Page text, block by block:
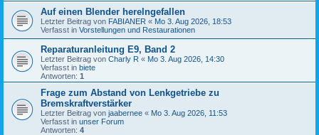
Auf einen Blender herelngefallen
Letzter Beitrag von FABIANER « Mo 3. Aug 2026, 18:53
Verfasst in Vorstellungen und Restaurationen
Reparaturanleitung E9, Band 2
Letzter Beitrag von Charly R « Mo 3. Aug 2026, 14:30
Verfasst in biete
Antworten: 1
Frage zum Abstand von Lenkgetriebe zu
Bremskraftverstärker
Letzter Beitrag von jaabernee « Mo 3. Aug 2026, 11:53
Verfasst in unser Forum
Antworten: 4